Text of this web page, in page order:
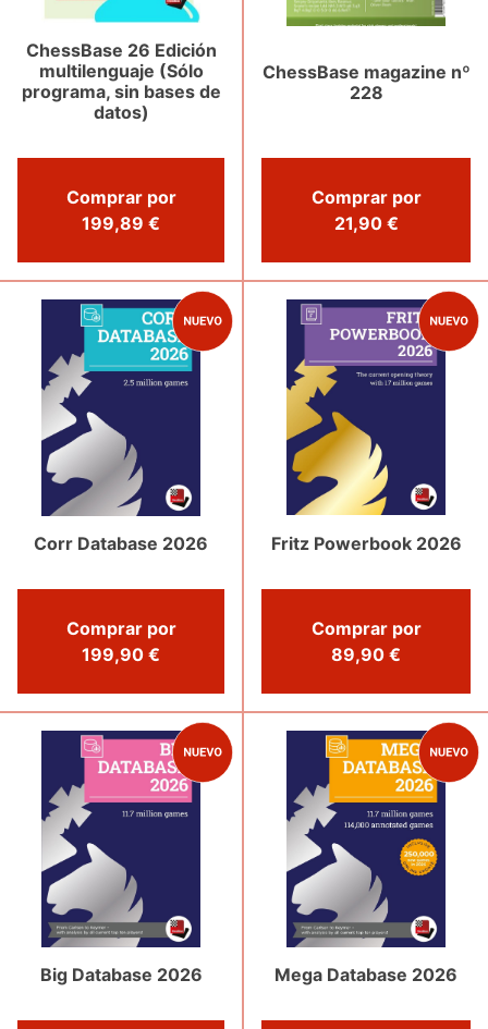
ChessBase 26 Edición
multilenguaje (Sólo
programa, sin bases de
datos)
Comprar por
199,89 €
ChessBase magazine nº
228
Comprar por
21,90 €
Corr Database 2026
Comprar por
199,90 €
Fritz Powerbook 2026
Comprar por
89,90 €
Big Database 2026 Mega Database 2026